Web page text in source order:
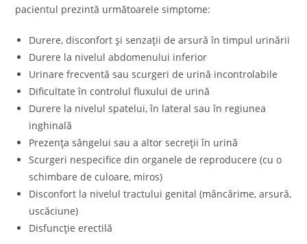
pacientul prezintă următoarele simptome:
Durere, disconfort și senzații de arsură în timpul urinării
Durere la nivelul abdomenului inferior
Urinare frecventă sau scurgeri de urină incontrolabile
Dificultate în controlul fluxului de urină
Durere la nivelul spatelui, în lateral sau în regiunea
inghinală
Prezența sângelui sau a altor secreții în urină
Scurgeri nespecifice din organele de reproducere (cu o
schimbare de culoare, miros)
Disconfort la nivelul tractului genital (mâncărime, arsură,
uscăciune)
Disfuncție erectilă